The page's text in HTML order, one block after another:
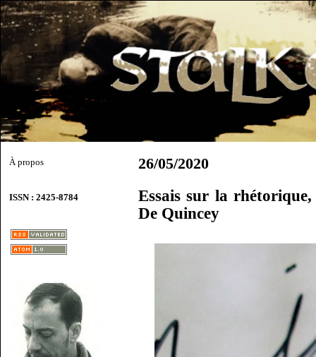
À propos
ISSN : 2425-8784
26/05/2020
Essais sur la
De Quincey